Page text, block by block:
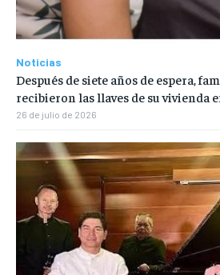
Noticias
Después de siete años de espera,
recibieron las llaves de su vivienda
26 de julio de 2026